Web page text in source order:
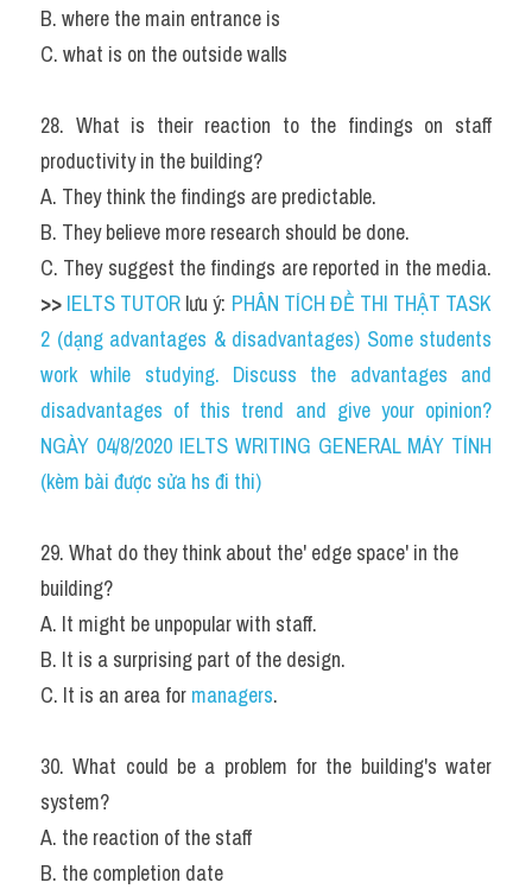
B. where the main entrance is
C. what is on the outside walls
28. What is their reaction to the findings on staff
productivity in the building?
A. They think the findings are predictable.
B. They believe more research should be done.
>> IELTS TUTOR lưu ý: PHÂN TÍCH ĐỀ THI THẬT TASK
2 (dạng advantages & disadvantages) Some students
work while studying. Discuss the advantages and
disadvantages of this trend and give your opinion?
NGÀY 04/8/2020 IELTS WRITING GENERAL MÁY TÍNH
(kèm bài được sửa hs đi thi)
29. What do they think about the' edge space' in the
building?
A. It might be unpopular with staff.
B. It is a surprising part of the design.
C. It is an area for managers.
30. What could be a problem for the building's water
system?
A. the reaction of the staff
B. the completion date